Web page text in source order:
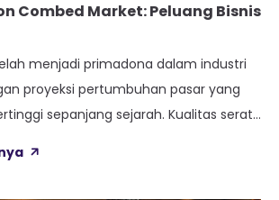
Combed Market: Peluang Bisnis
menjadi primadona dalam industri
proyeksi pertumbuhan pasar yang
sepanjang sejarah. Kualitas serat
konsumen yang mengutamakan